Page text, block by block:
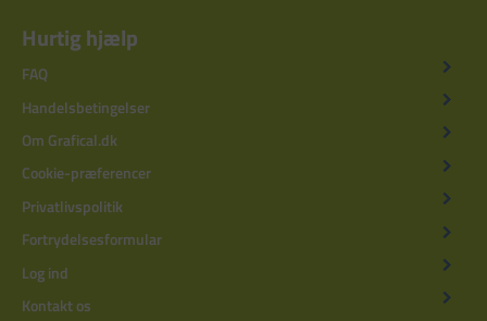
Hurtig hjælp
FAQ
Handelsbetingelser
Om Grafical.dk
Cookie-præferencer
Privatlivspolitik
Fortrydelsesformular
Log ind
Kontakt os